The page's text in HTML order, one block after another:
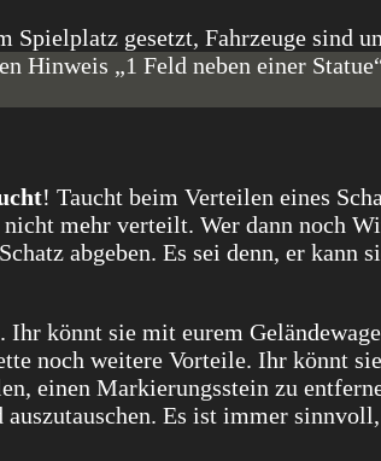
Hinweis „1 Feld neben einer
! Taucht beim Verteilen eines
mehr verteilt. Wer dann noch
abgeben. Es sei denn, er kann
könnt sie mit eurem
noch weitere Vorteile. Ihr könnt
einen Markierungsstein zu
Es ist immer